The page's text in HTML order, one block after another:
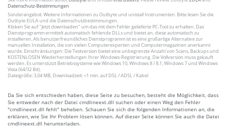
Datenschutz-Bestimmungen
Sonderangebot. Weitere Informationen zu Outbyteund unistall Instrumenten. Bitte lesen Sie die
Outbyte EULAund die Datenschutzbestimmungen.
Klicken Sie auf"Jetzt downloaden" um das mit dem Fehler gelieferte PC-Tool zu erhalten. Das
Dienstprogramm ermittelt automatisch fehlende DLLs und bietet an, diese automatisch zu
installieren. Als benutzerfreundliches Dienstprogramm ist es eine großartige Alternative zur
manuellen Installation, die von vielen Computerexperten und Computermagazinen anerkannt
wurde. Einschränkungen: Die Testversion bietet eine unbegrenzte Anzahl von Scans, Backups und
KOSTENLOSEN Wiederherstellungen Ihrer Windows-Registrierung. Die Vollversion muss gekauft
werden. Es unterstützt Betriebssysteme wie Windows 10, Windows 8 / 8.1, Windows 7 und Windows
Vista (64/32 Bit).
Dateigröße: 3,04 MB, Downloadzeit: <1 min. auf DSL / ADSL / Kabel
Da Sie sich entschieden haben, diese Seite zu besuchen, besteht die Möglichkeit, dass
Sie entweder nach der Datei cmdlineext.dll suchen oder einen Weg den Fehler
"cmdlineext.dll fehlt" beheben. Schauen Sie sich die folgenden Informationen an, die
erklären, wie Sie Ihr Problem lösen können. Auf dieser Seite können Sie auch die Datei
cmdlineext.dll herunterladen.